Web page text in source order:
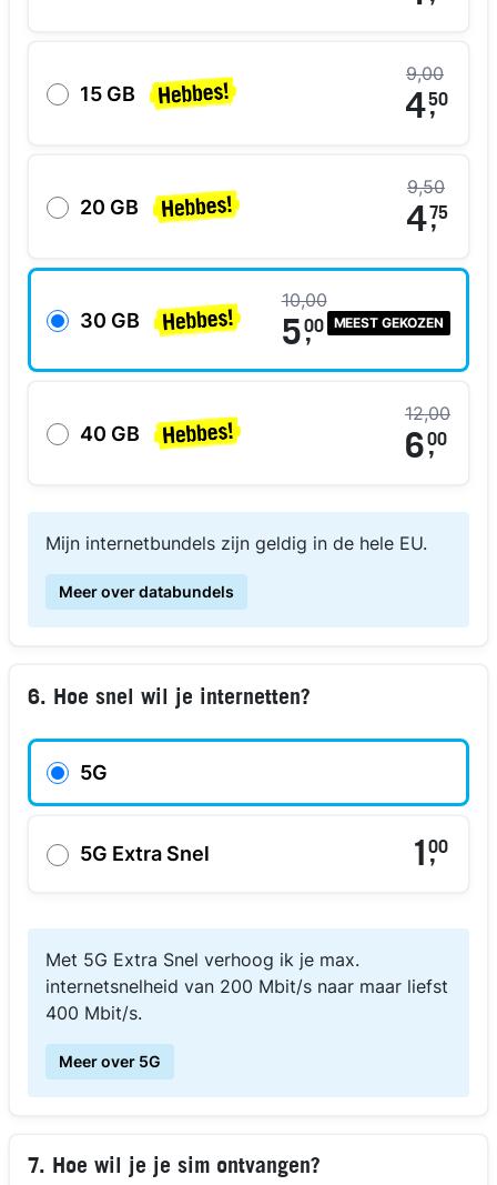
15 GB
9,00
4,
50
20 GB
9,50
4,75
30 GB MEEST GEKOZEN
10,00
5,
00
40 GB
12,00
6,
00
Mijn internetbundels zijn geldig in de hele EU.
Meer over databundels
6. Hoe snel wil je internetten?
5G
5G Extra Snel 1 ,
00
Met 5G Extra Snel verhoog ik je max.
internetsnelheid van 200 Mbit/s naar maar liefst
400 Mbit/s.
Meer over 5G
7. Hoe wil je je sim ontvangen?